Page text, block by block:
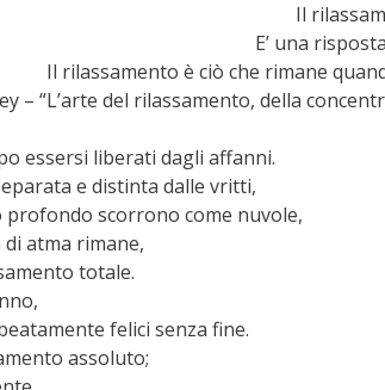
Il
E’ una
Il rilassamento è ciò che rimane
– “L’arte del rilassamento, della
essersi liberati dagli affanni.
e distinta dalle vritti,
scorrono come nuvole,
atma rimane,
totale.
felici senza fine.
assoluto;